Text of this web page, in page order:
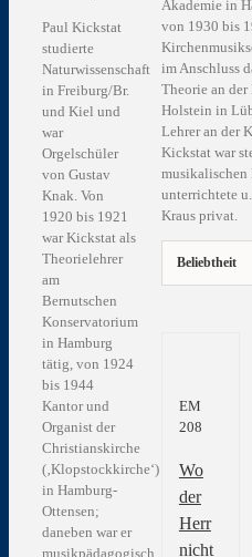
Akademie in
von 1930 bis
im Anschluss
Theorie an
Holstein in
Lehrer an der
Kickstat war
musikalischen
unterrichtete
Kraus privat.
Beliebtheit
EM
208
Wo
der
Herr
nicht
Paul Kickstat
studierte
Naturwissenschaft
in Freiburg/Br.
und Kiel und
war
Orgelschüler
von Gustav
Knak. Von
1920 bis 1921
war Kickstat als
Theorielehrer
am
Bernutschen
Konservatorium
in Hamburg
tätig, von 1924
bis 1944
Kantor und
Organist der
Christianskirche
(‚Klopstockkirche‘)
in Hamburg-
Ottensen;
daneben war er
musikpädagogisch